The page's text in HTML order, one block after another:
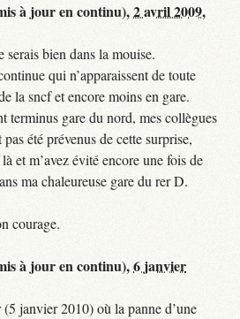
à jour en continu),2 avril 2009,
serais bien dans la mouise.
qui n’apparaissent de toute
la sncf et encore moins en gare.
terminus gare du nord, mes collègues
été prévenus de cette surprise,
et m’avez évité encore une fois de
ma chaleureuse gare du rer D.
courage.
à jour en continu),6 janvier
janvier 2010) où la panne d’une